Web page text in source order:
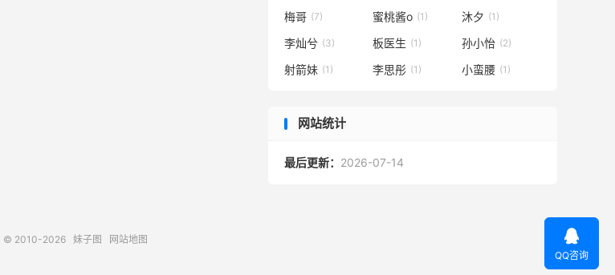
梅哥 (7) 蜜桃酱o (1) 沐夕 (1)
李灿兮 (3) 板医生 (1) 孙小怡 (2)
射箭妹 (1) 李思彤 (1) 小蛮腰 (1)
网站统计
最后更新： 2026-07-14
© 2010-2026 妹子图 网站地图 
QQ咨询